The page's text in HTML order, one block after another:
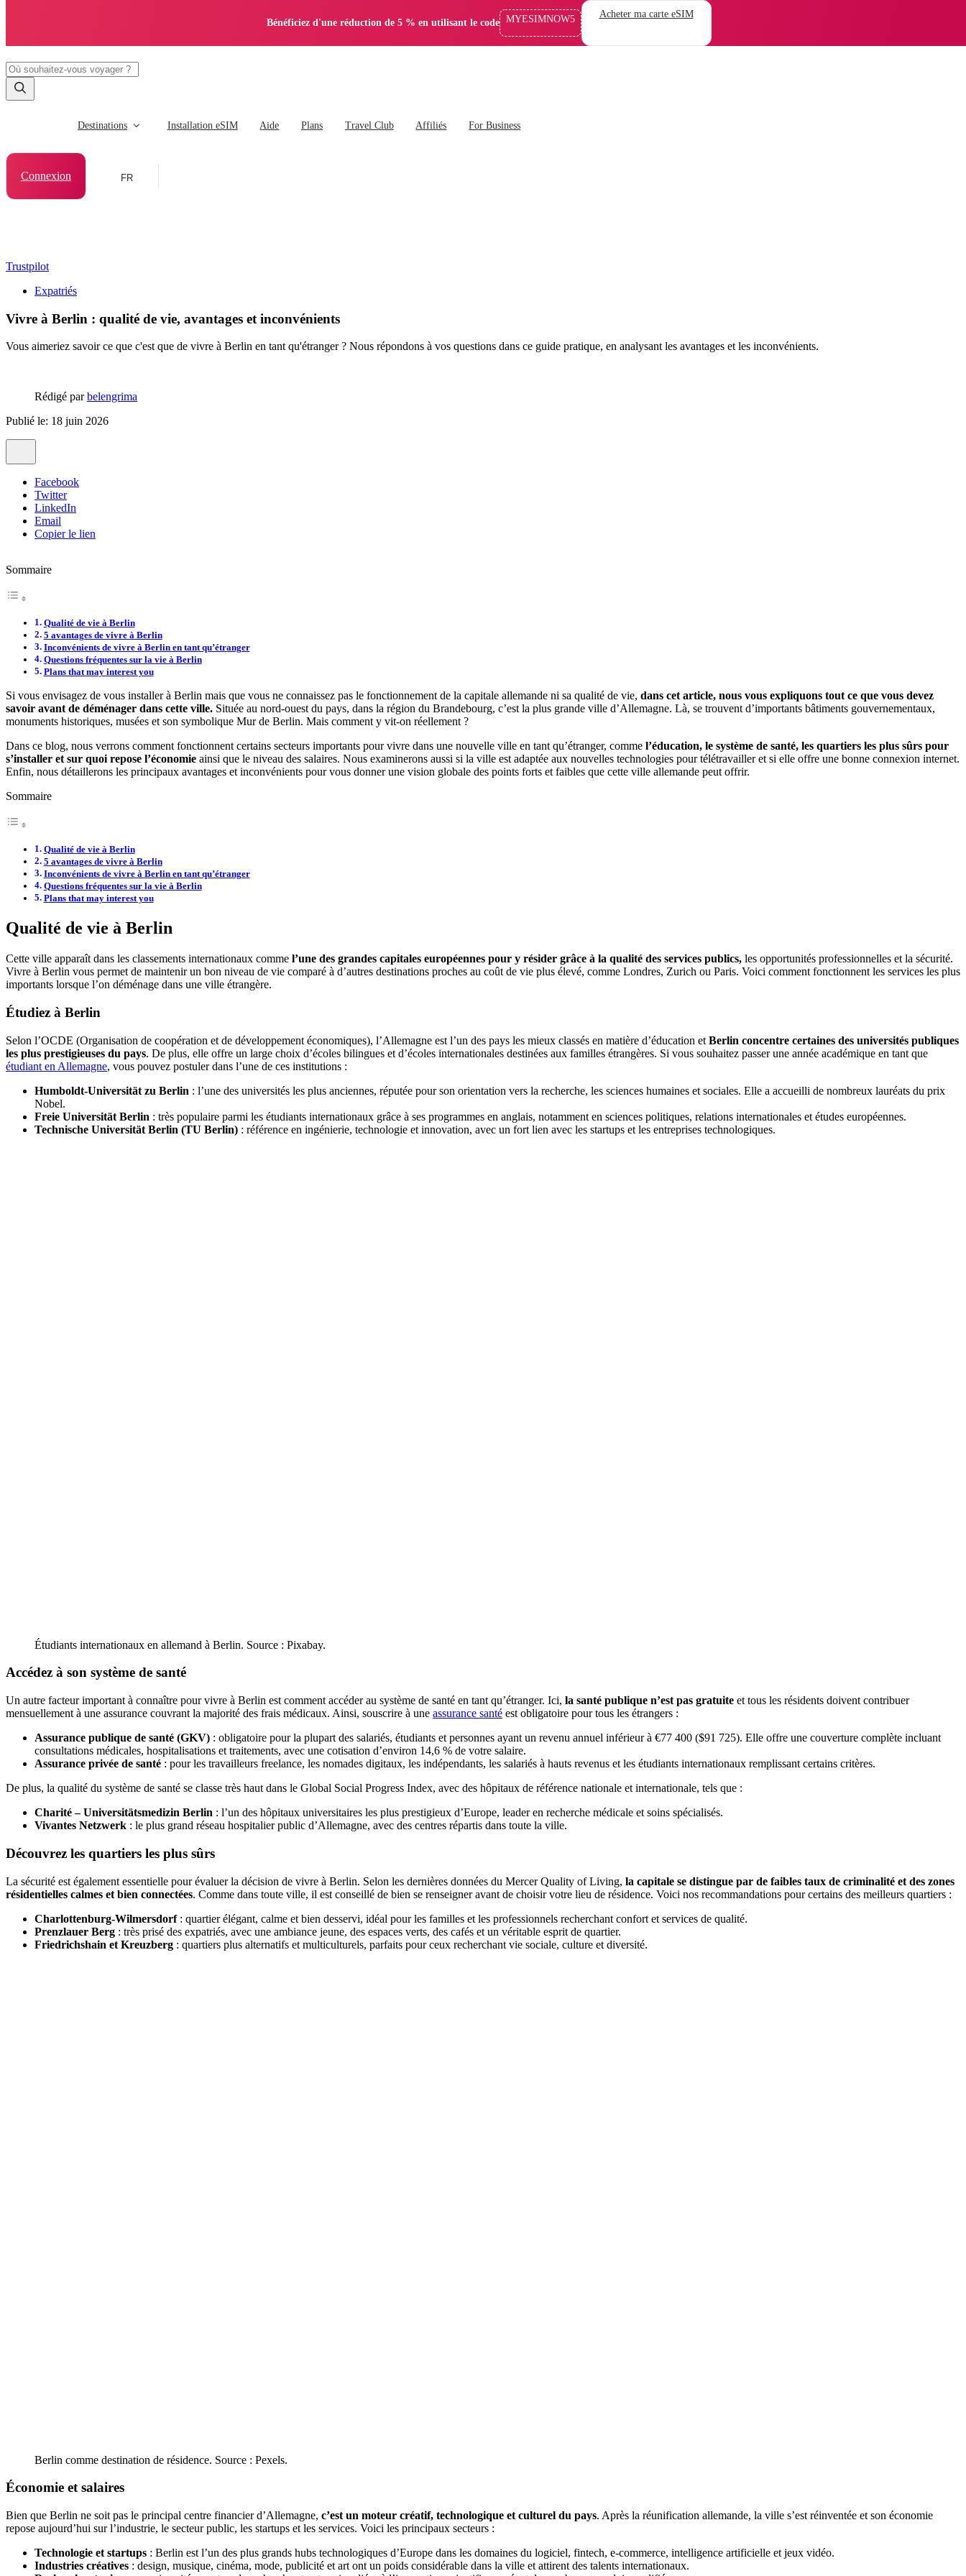
Bénéficiez d'une réduction de 5 % en utilisant le code MYESIMNOW5 Acheter ma carte eSIM
Destinations Installation eSIM Aide Plans Travel Club Affiliés For Business
Connexion FR
Trustpilot
Expatriés
Vivre à Berlin : qualité de vie, avantages et inconvénients
Vous aimeriez savoir ce que c'est que de vivre à Berlin en tant qu'étranger ? Nous répondons à vos questions dans ce guide pratique, en analysant les avantages et les inconvénients.
Rédigé parbelengrima
Publié le: 18 juin 2026
Facebook
Twitter
LinkedIn
Email
Copier le lien
Sommaire
Qualité de vie à Berlin
5 avantages de vivre à Berlin
Inconvénients de vivre à Berlin en tant qu’étranger
Questions fréquentes sur la vie à Berlin
Plans that may interest you
Si vous envisagez de vous installer à Berlin mais que vous ne connaissez pas le fonctionnement de la capitale allemande ni sa qualité de vie, dans cet article, nous vous expliquons tout ce que vous devez
savoir avant de déménager dans cette ville. Située au nord-ouest du pays, dans la région du Brandebourg, c’est la plus grande ville d’Allemagne. Là, se trouvent d’importants bâtiments gouvernementaux,
monuments historiques, musées et son symbolique Mur de Berlin. Mais comment y vit-on réellement ?
Dans ce blog, nous verrons comment fonctionnent certains secteurs importants pour vivre dans une nouvelle ville en tant qu’étranger, comme l’éducation, le système de santé, les quartiers les plus sûrs pour
s’installer et sur quoi repose l’économie ainsi que le niveau des salaires. Nous examinerons aussi si la ville est adaptée aux nouvelles technologies pour télétravailler et si elle offre une bonne connexion internet.
Enfin, nous détaillerons les principaux avantages et inconvénients pour vous donner une vision globale des points forts et faibles que cette ville allemande peut offrir.
Sommaire
Qualité de vie à Berlin
5 avantages de vivre à Berlin
Inconvénients de vivre à Berlin en tant qu’étranger
Questions fréquentes sur la vie à Berlin
Plans that may interest you
Qualité de vie à Berlin
Cette ville apparaît dans les classements internationaux comme l’une des grandes capitales européennes pour y résider grâce à la qualité des services publics, les opportunités professionnelles et la sécurité.
Vivre à Berlin vous permet de maintenir un bon niveau de vie comparé à d’autres destinations proches au coût de vie plus élevé, comme Londres, Zurich ou Paris. Voici comment fonctionnent les services les plus
importants lorsque l’on déménage dans une ville étrangère.
Étudiez à Berlin
Selon l’OCDE (Organisation de coopération et de développement économiques), l’Allemagne est l’un des pays les mieux classés en matière d’éducation et Berlin concentre certaines des universités publiques
les plus prestigieuses du pays. De plus, elle offre un large choix d’écoles bilingues et d’écoles internationales destinées aux familles étrangères. Si vous souhaitez passer une année académique en tant que
étudiant en Allemagne, vous pouvez postuler dans l’une de ces institutions :
Humboldt-Universität zu Berlin : l’une des universités les plus anciennes, réputée pour son orientation vers la recherche, les sciences humaines et sociales. Elle a accueilli de nombreux lauréats du prix
Nobel.
Freie Universität Berlin : très populaire parmi les étudiants internationaux grâce à ses programmes en anglais, notamment en sciences politiques, relations internationales et études européennes.
Technische Universität Berlin (TU Berlin) : référence en ingénierie, technologie et innovation, avec un fort lien avec les startups et les entreprises technologiques.
Étudiants internationaux en allemand à Berlin. Source : Pixabay.
Accédez à son système de santé
Un autre facteur important à connaître pour vivre à Berlin est comment accéder au système de santé en tant qu’étranger. Ici, la santé publique n’est pas gratuite et tous les résidents doivent contribuer
mensuellement à une assurance couvrant la majorité des frais médicaux. Ainsi, souscrire à une assurance santé est obligatoire pour tous les étrangers :
Assurance publique de santé (GKV) : obligatoire pour la plupart des salariés, étudiants et personnes ayant un revenu annuel inférieur à €77 400 ($91 725). Elle offre une couverture complète incluant
consultations médicales, hospitalisations et traitements, avec une cotisation d’environ 14,6 % de votre salaire.
Assurance privée de santé : pour les travailleurs freelance, les nomades digitaux, les indépendants, les salariés à hauts revenus et les étudiants internationaux remplissant certains critères.
De plus, la qualité du système de santé se classe très haut dans le Global Social Progress Index, avec des hôpitaux de référence nationale et internationale, tels que :
Charité – Universitätsmedizin Berlin : l’un des hôpitaux universitaires les plus prestigieux d’Europe, leader en recherche médicale et soins spécialisés.
Vivantes Netzwerk : le plus grand réseau hospitalier public d’Allemagne, avec des centres répartis dans toute la ville.
Découvrez les quartiers les plus sûrs
La sécurité est également essentielle pour évaluer la décision de vivre à Berlin. Selon les dernières données du Mercer Quality of Living, la capitale se distingue par de faibles taux de criminalité et des zones
résidentielles calmes et bien connectées. Comme dans toute ville, il est conseillé de bien se renseigner avant de choisir votre lieu de résidence. Voici nos recommandations pour certains des meilleurs quartiers :
Charlottenburg-Wilmersdorf: quartier élégant, calme et bien desservi, idéal pour les familles et les professionnels recherchant confort et services de qualité.
Prenzlauer Berg : très prisé des expatriés, avec une ambiance jeune, des espaces verts, des cafés et un véritable esprit de quartier.
Friedrichshain et Kreuzberg : quartiers plus alternatifs et multiculturels, parfaits pour ceux recherchant vie sociale, culture et diversité.
Berlin comme destination de résidence. Source : Pexels.
Économie et salaires
Bien que Berlin ne soit pas le principal centre financier d’Allemagne, c’est un moteur créatif, technologique et culturel du pays. Après la réunification allemande, la ville s’est réinventée et son économie
repose aujourd’hui sur l’industrie, le secteur public, les startups et les services. Voici les principaux secteurs :
Technologie et startups : Berlin est l’un des plus grands hubs technologiques d’Europe dans les domaines du logiciel, fintech, e-commerce, intelligence artificielle et jeux vidéo.
Industries créatives : design, musique, cinéma, mode, publicité et art ont un poids considérable dans la ville et attirent des talents internationaux.